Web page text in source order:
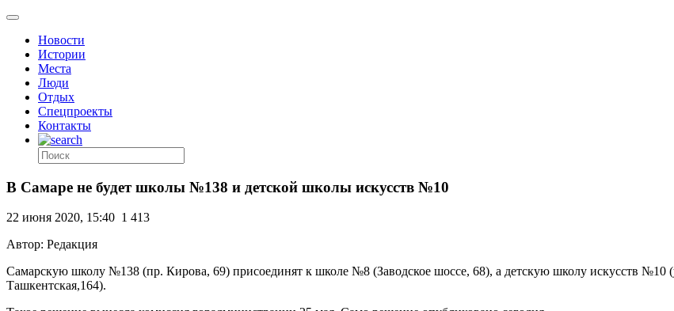
Новости
Истории
Места
Люди
Отдых
Спецпроекты
Контакты
В Самаре не будет школы №138 и детской школы искусств №10
22 июня 2020, 15:40 1 413
Автор: Редакция
Самарскую школу №138 (пр. Кирова, 69) присоединят к школе №8 (Заводское шоссе, 68), а детскую школу искусств №10
Ташкентская,164).